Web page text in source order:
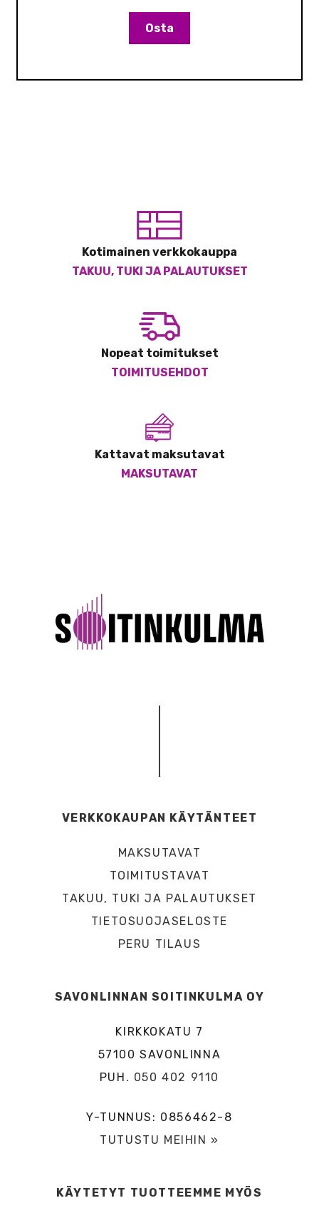
Osta
Kotimainen verkkokauppa
TAKUU, TUKI JA PALAUTUKSET
Nopeat toimitukset
TOIMITUSEHDOT
Kattavat maksutavat
MAKSUTAVAT
VERKKOKAUPAN KÄYTÄNTEET
MAKSUTAVAT
TOIMITUSTAVAT
TAKUU, TUKI JA PALAUTUKSET
TIETOSUOJASELOSTE
PERU TILAUS
SAVONLINNAN SOITINKULMA OY
KIRKKOKATU 7
57100 SAVONLINNA
PUH. 050 402 9110
Y-TUNNUS: 0856462-8
TUTUSTU MEIHIN »
KÄYTETYT TUOTTEEMME MYÖS